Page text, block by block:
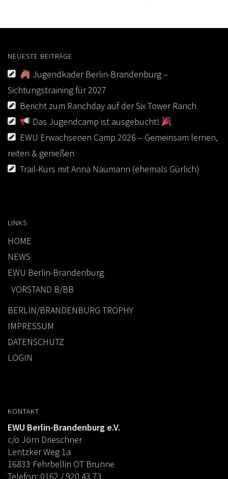
NEUESTE BEITRÄGE
Jugendkader Berlin-Brandenburg –
Sichtungstraining für 2027
Bericht zum Ranchday auf der Six Tower Ranch
Das Jugendcamp ist ausgebucht!
EWU Erwachsenen Camp 2026 – Gemeinsam lernen,
reiten & genießen
Trail-Kurs mit Anna Naumann (ehemals Gürlich)
LINKS
HOME
NEWS
EWU Berlin-Brandenburg
VORSTAND B/BB
BERLIN/BRANDENBURG TROPHY
IMPRESSUM
DATENSCHUTZ
LOGIN
KONTAKT
EWU Berlin-Brandenburg e.V.
c/o Jörn Drieschner
Lentzker Weg 1a
16833 Fehrbellin OT Brunne
Telefon: 0162 / 920 43 73